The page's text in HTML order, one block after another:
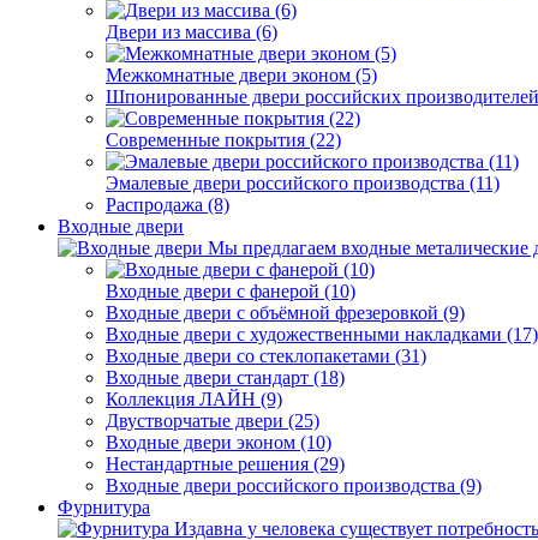
Двери из массива (6)
Межкомнатные двери эконом (5)
Шпонированные двери российских
Современные покрытия (22)
Эмалевые двери российского производства (11)
Распродажа (8)
Входные двери
Мы предлагаем входные металические
Входные двери с фанерой (10)
Входные двери с объёмной фрезеровкой (9)
Входные двери с художественными накладками (17)
Входные двери со стеклопакетами (31)
Входные двери стандарт (18)
Коллекция ЛАЙН (9)
Двустворчатые двери (25)
Входные двери эконом (10)
Нестандартные решения (29)
Входные двери российского производства (9)
Фурнитура
Издавна у человека существует